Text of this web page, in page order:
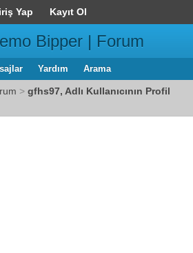
Yap Kayıt Ol
Bipper | Forum
Yardım Arama
> gfhs97, Adlı Kullanıcının Profil